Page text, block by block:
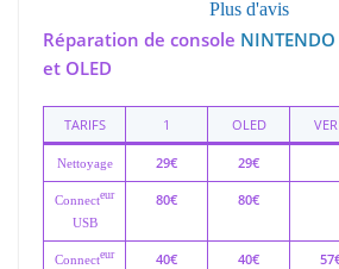
Plus d'avis
Réparation de console NINTENDO
et OLED
TARIFS 1 OLED
Nettoyage 29€ 29€
Connecteur
USB
80€ 80€
Connecteur 40€ 40€